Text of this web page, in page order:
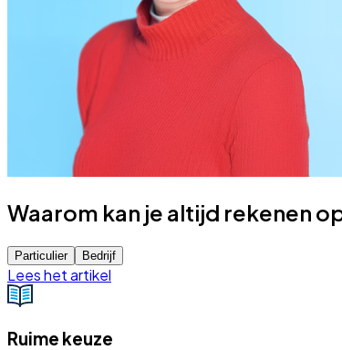
Waarom kan je altijd rekenen
Particulier Bedrijf
Lees het artikel
Ruime keuze